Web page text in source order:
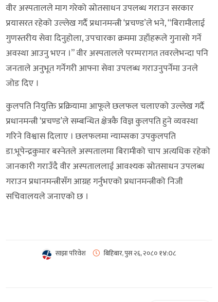
वीर अस्पतालले माग गरेको स्रोतसाधन उपलब्ध गराउन सरकार
प्रयासरत रहेको उल्लेख गर्दै प्रधानमन्त्री ‘प्रचण्ड’ले भने, “बिरामीलाई
गुणस्तरीय सेवा दिनुहोला, उपचारका क्रममा उहाँहरूले गुनासो गर्ने
अवस्था आउनु भएन ।” वीर अस्पतालले परम्परागत तवरलेभन्दा पनि
जनताले अनुभूत गर्नेगरी आफ्ना सेवा उपलब्ध गराउनुपर्नेमा उनले
जोड दिए ।
कुलपति नियुक्ति प्रक्रियामा आफूले छलफल चलाएको उल्लेख गर्दै
प्रधानमन्त्री ‘प्रचण्ड’ले सम्बन्धित क्षेत्रकै विज्ञ कुलपति हुने व्यवस्था
गरिने विश्वास दिलाए । छलफलमा न्याम्सका उपकुलपति
डा.भूपेन्द्रकुमार बस्नेतले अस्पतालमा बिरामीको चाप अत्यधिक रहेको
जानकारी गराउँदै वीर अस्पताललाई आवश्यक स्रोतसाधन उपलब्ध
गराउन प्रधानमन्त्रीसँग आग्रह गर्नुभएको प्रधानमन्त्रीको निजी
सचिवालयले जनाएको छ ।
साझा परिवेश बिहिबार, पुस २६, २०८० १४:0८